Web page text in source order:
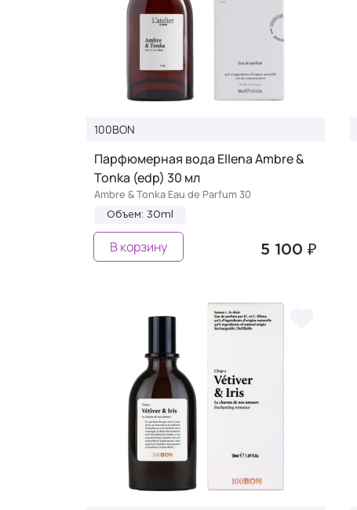
100BON
Парфюмерная вода Ellena Ambre &
Tonka (edp) 30 мл
Ambre & Tonka Eau de Parfum 30
Объем: 30ml
5 100 ₽
В корзину